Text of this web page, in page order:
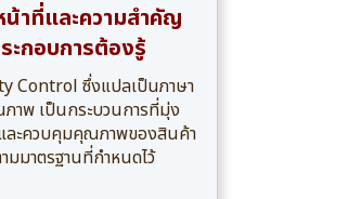
น้าที่และความสำคัญ
ะกอบการต้องรู้
Control ซึ่งแปลเป็นภาษา
าพ เป็นกระบวนการที่มุ่ง
ละควบคุมคุณภาพของสินค้า
มมาตรฐานที่กำหนดไว้